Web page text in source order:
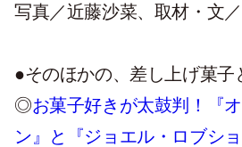
写真／近藤沙菜、取材・文
●そのほかの、差し上げ菓子
◎お菓子好きが太鼓判！『
ン』と『ジョエル・ロブシ